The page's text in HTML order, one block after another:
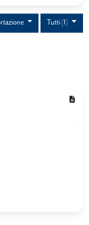
Tutti (1)